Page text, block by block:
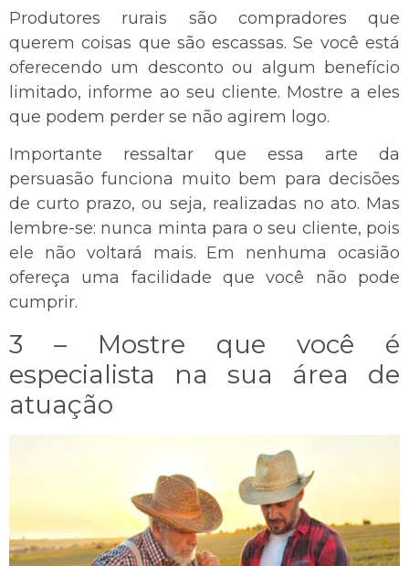
Produtores rurais são compradores que
querem coisas que são escassas. Se você está
oferecendo um desconto ou algum benefício
limitado, informe ao seu cliente. Mostre a eles
que podem perder se não agirem logo.
Importante ressaltar que essa arte da
persuasão funciona muito bem para decisões
de curto prazo, ou seja, realizadas no ato. Mas
lembre-se: nunca minta para o seu cliente, pois
ele não voltará mais. Em nenhuma ocasião
ofereça uma facilidade que você não pode
cumprir.
3 – Mostre que você é
especialista na sua área de
atuação